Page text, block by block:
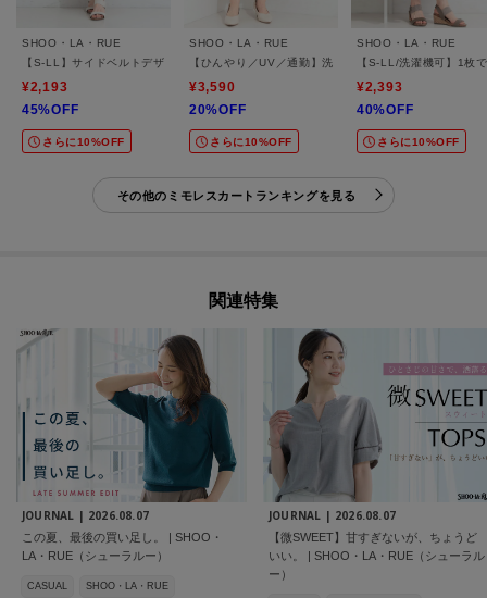
SHOO・LA・RUE
【S-LL】サイドベルトデザインがアクセント すっきり見えのナロースカート
¥2,193
45%OFF
さらに10%OFF
SHOO・LA・RUE
【ひんやり／UV／通勤】洗濯後しわになりにくい ポケ
¥3,590
20%OFF
さらに10%OFF
SHOO・LA・RUE
【S-LL/洗濯機可】1枚
¥2,393
40%OFF
さらに10%OFF
その他のミモレスカートランキングを見る
関連特集
JOURNAL | 2026.08.07
この夏、最後の買い足し。 | SHOO・
LA・RUE（シューラルー）
CASUAL SHOO・LA・RUE
JOURNAL | 2026.08.07
【微SWEET】甘すぎないが、ちょうど
いい。 | SHOO・LA・RUE（シューラル
ー）